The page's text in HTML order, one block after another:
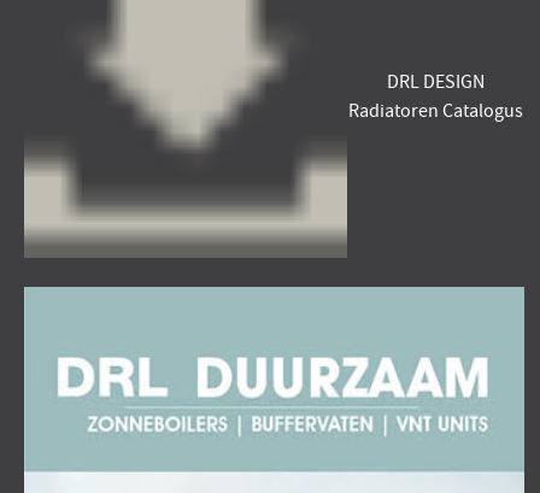
DRL DESIGN
Radiatoren Catalogus